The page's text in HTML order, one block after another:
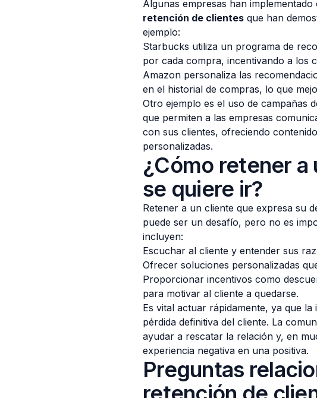
Algunas empresas han
retención de clientes que han
ejemplo:
Starbucks utiliza un programa de
por cada compra, incentivando a los
Amazon personaliza las
en el historial de compras, lo que
Otro ejemplo es el uso de campañas
que permiten a las empresas
con sus clientes, ofreciendo
personalizadas.
¿Cómo retener
se quiere ir?
Retener a un cliente que expresa su
puede ser un desafío, pero no es
incluyen:
Escuchar al cliente y entender sus
Ofrecer soluciones personalizadas
Proporcionar incentivos como
para motivar al cliente a quedarse.
Es vital actuar rápidamente, ya que
pérdida definitiva del cliente. La
ayudar a rescatar la relación y, en
experiencia negativa en una positiva.
Preguntas